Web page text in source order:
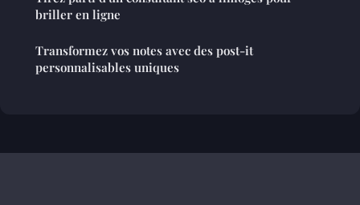
briller en ligne
Transformez vos notes avec des post-it
personnalisables uniques